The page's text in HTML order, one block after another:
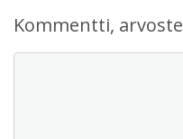
Kommentti,